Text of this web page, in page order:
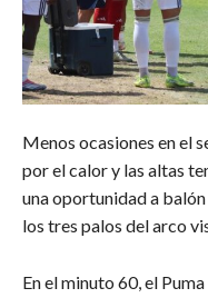
Menos ocasiones en el
por el calor y las altas
una oportunidad a
los tres palos del arco
En el minuto 60, el